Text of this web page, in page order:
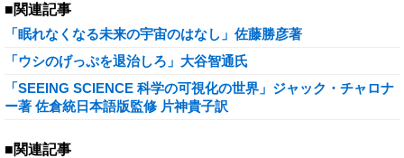
■関連記事
「眠れなくなる未来の宇宙のはなし」佐藤勝彦著
「ウシのげっぷを退治しろ」大谷智通氏
「SEEING SCIENCE 科学の可視化の世界」ジャック・チャロナ
ー著 佐倉統日本語版監修 片神貴子訳
■関連記事